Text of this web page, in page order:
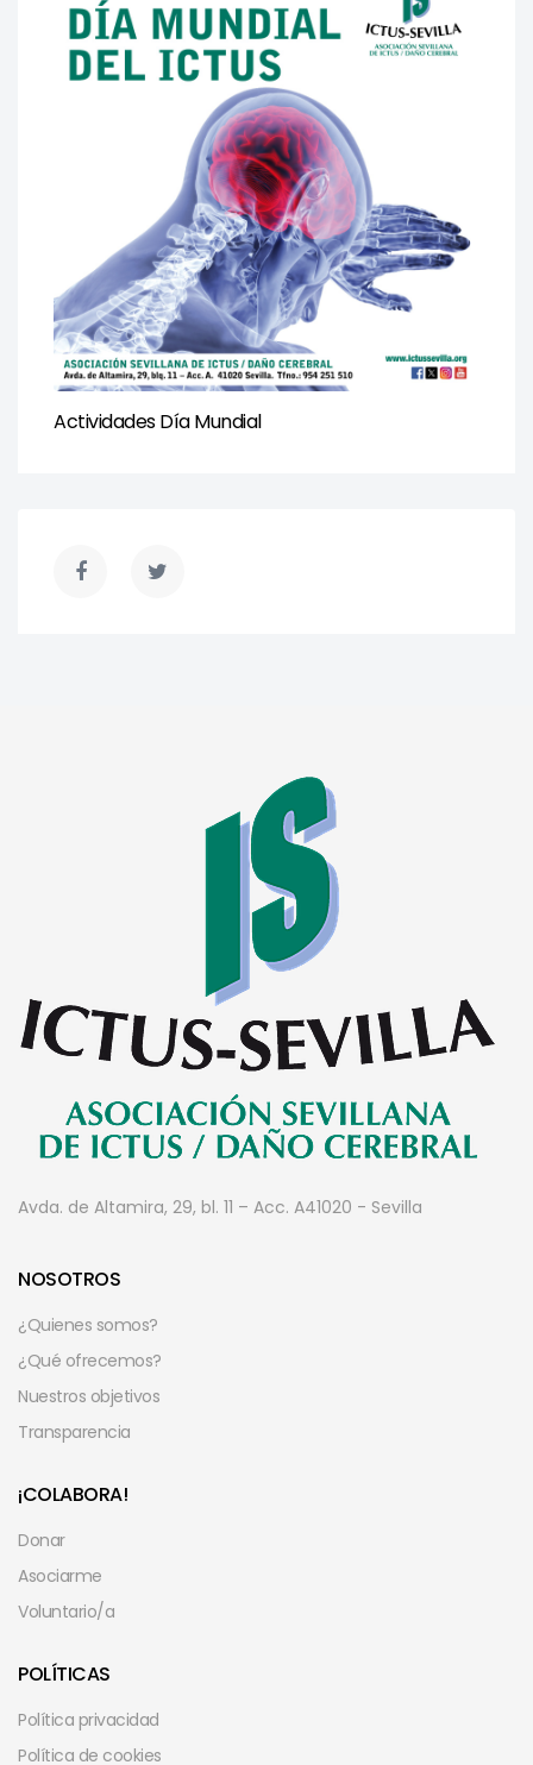
Actividades Día Mundial
Avda. de Altamira, 29, bl. 11 – Acc. A41020 - Sevilla
NOSOTROS
¿Quienes somos?
¿Qué ofrecemos?
Nuestros objetivos
Transparencia
¡COLABORA!
Donar
Asociarme
Voluntario/a
POLÍTICAS
Política privacidad
Política de cookies